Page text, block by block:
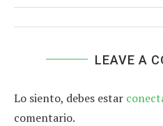
LEAVE A
Lo siento, debes estar
comentario.